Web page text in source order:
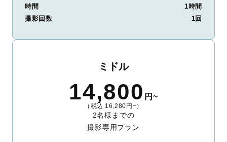
時間
1時間
撮影回数
1回
ミドル
14,800 円~
（税込 16,280円~）
2名様までの
撮影専用プラン